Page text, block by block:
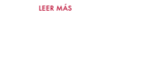
LEER MÁS